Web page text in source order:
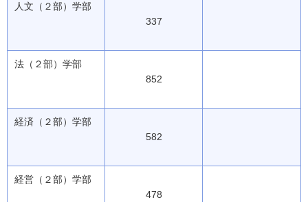
人文（２部）学部
337
法（２部）学部
852
経済（２部）学部
582
経営（２部）学部
478